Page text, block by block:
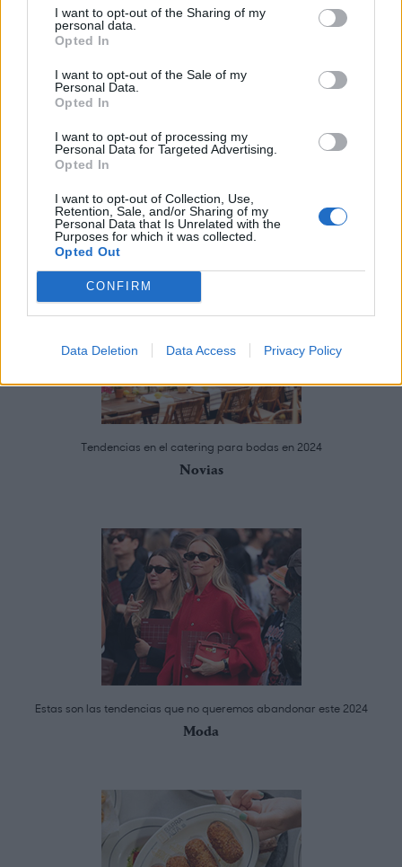
I want to opt-out of the Sharing of my
personal data.
Opted In
I want to opt-out of the Sale of my
Personal Data.
Opted In
I want to opt-out of processing my
Personal Data for Targeted Advertising.
Opted In
I want to opt-out of Collection, Use,
Retention, Sale, and/or Sharing of my
Personal Data that Is Unrelated with the
Purposes for which it was collected.
Opted Out
CONFIRM
Data Deletion Data Access Privacy Policy
Te puede interesar
Tendencias en el catering para bodas en 2024
Novias
Estas son las tendencias que no queremos abandonar este 2024
Moda